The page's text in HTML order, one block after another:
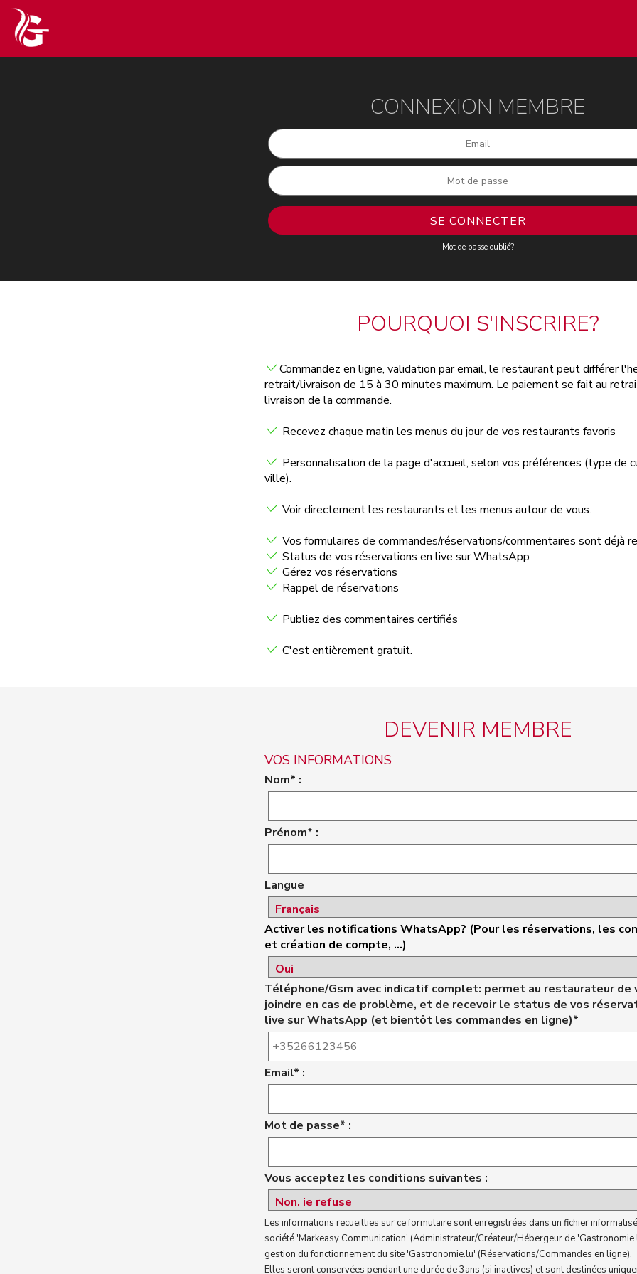
CONNEXION MEMBRE
Mot de passe oublié?
POURQUOI S'INSCRIRE?
Commandez en ligne, validation par email, le restaurant peut différer
retrait/livraison de 15 à 30 minutes maximum. Le paiement se fait au
livraison de la commande.
Recevez chaque matin les menus du jour de vos restaurants favoris
Personnalisation de la page d'accueil, selon vos préférences (type de
ville).
Voir directement les restaurants et les menus autour de vous.
Vos formulaires de commandes/réservations/commentaires sont déjà
Status de vos réservations en live sur WhatsApp
Gérez vos réservations
Rappel de réservations
Publiez des commentaires certifiés
C'est entièrement gratuit.
DEVENIR MEMBRE
VOS INFORMATIONS
Nom* :
Prénom* :
Langue
Activer les notifications WhatsApp? (Pour les réservations, les
et création de compte, ...)
Téléphone/Gsm avec indicatif complet: permet au restaurateur de
joindre en cas de problème, et de recevoir le status de vos
live sur WhatsApp (et bientôt les commandes en ligne)*
Email* :
Mot de passe* :
Vous acceptez les conditions suivantes :
Les informations recueillies sur ce formulaire sont enregistrées dans un fichier
société 'Markeasy Communication' (Administrateur/Créateur/Hébergeur de
gestion du fonctionnement du site 'Gastronomie.lu' (Réservations/Commandes en ligne).
Elles seront conservées pendant une durée de 3ans (si inactives) et sont destinées